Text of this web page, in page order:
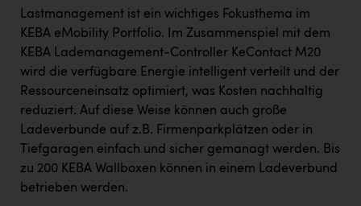
Lastmanagement ist ein wichtiges Fokusthema im
KEBA eMobility Portfolio. Im Zusammenspiel mit dem
KEBA Lademanagement-Controller KeContact M20
wird die verfügbare Energie intelligent verteilt und der
Ressourceneinsatz optimiert, was Kosten nachhaltig
reduziert. Auf diese Weise können auch große
Ladeverbunde auf z.B. Firmenparkplätzen oder in
Tiefgaragen einfach und sicher gemanagt werden. Bis
zu 200 KEBA Wallboxen können in einem Ladeverbund
betrieben werden.